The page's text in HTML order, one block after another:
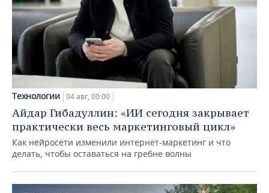
Технологии 04 авг, 00:00
Айдар Гибадуллин: «ИИ сегодня закрывает
практически весь маркетинговый цикл»
Как нейросети изменили интернет-маркетинг и что
делать, чтобы оставаться на гребне волны